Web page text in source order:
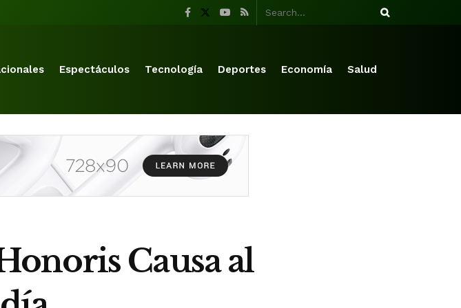
Espectáculos Tecnología Deportes Economía Salud
Causa al